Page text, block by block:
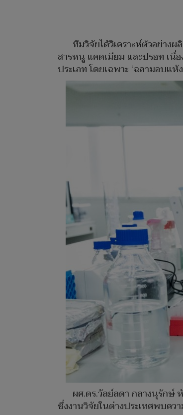
ทีมวิจัยได้วิเคราะห์ตัวอย่าง
สารหนู แคดเมียม และปรอท เ
ประเภท โดยเฉพาะ ‘ฉลามอบ
ผศ.ดร.วัลย์ลดา กลางนุรักษ์
ซึ่งงานวิจัยในต่างประเทศพบคว